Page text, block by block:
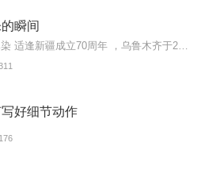
瞬间
好细节动作